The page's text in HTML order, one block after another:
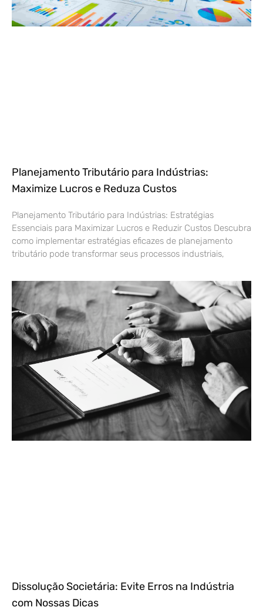
Planejamento Tributário para Indústrias:
Maximize Lucros e Reduza Custos
Planejamento Tributário para Indústrias: Estratégias
Essenciais para Maximizar Lucros e Reduzir Custos Descubra
como implementar estratégias eficazes de planejamento
tributário pode transformar seus processos industriais,
Dissolução Societária: Evite Erros na Indústria
com Nossas Dicas